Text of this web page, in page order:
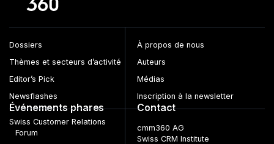
Dossiers
Thèmes et secteurs d’activité
Editor’s Pick
Newsflashes
À propos de nous
Auteurs
Médias
Inscription à la newsletter
Événements phares
Swiss Customer Relations
Forum
Contact
cmm360 AG
Swiss CRM Institute